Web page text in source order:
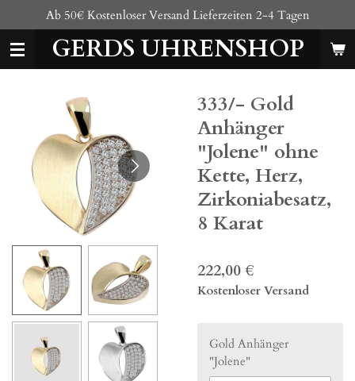
Hauptinhalt
springenGERDS UHRENSHOP
Ab 50€ Kostenloser Versand Lieferzeiten 2-4 Tagen
333/- Gold
Anhänger
"Jolene" ohne
Kette, Herz,
Zirkoniabesatz,
8 Karat
222,00 €
Kostenloser Versand
Gold Anhänger
"Jolene"